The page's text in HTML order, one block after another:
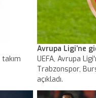
Avrupa Ligi’ne
UEFA, Avrupa
Trabzonspor,
açıkladı.